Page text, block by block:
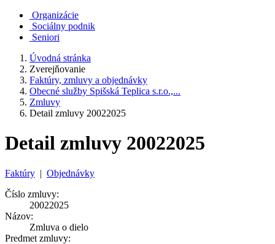
Organizácie
Sociálny podnik
Seniori
Úvodná stránka
Zverejňovanie
Faktúry, zmluvy a objednávky
Obecné služby Spišská Teplica s.r.o.,...
Zmluvy
Detail zmluvy 20022025
Detail zmluvy 20022025
Faktúry | Objednávky
Číslo zmluvy:
20022025
Názov:
Zmluva o dielo
Predmet zmluvy: